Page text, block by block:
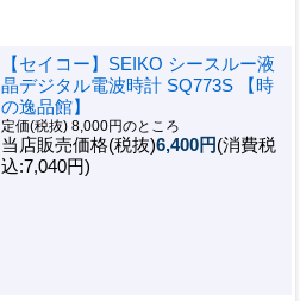
【セイコー】SEIKO シースルー液
晶デジタル電波時計 SQ773S 【時
の逸品館】
定価(税抜) 8,000円のところ
当店販売価格(税抜)6,400円(消費税
込:7,040円)